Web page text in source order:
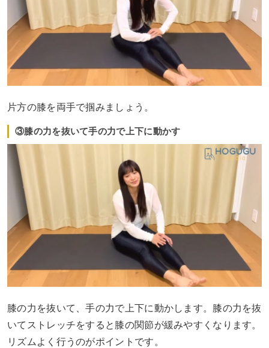
片方の膝を両手で掴みましょう。
③膝の力を抜いて手の力で上下に動かす
膝の力を抜いて、手の力で上下に動かします。膝の力を抜
いてストレッチをすると膝の関節が緩みやすくなります。
リズムよく行うのがポイントです。